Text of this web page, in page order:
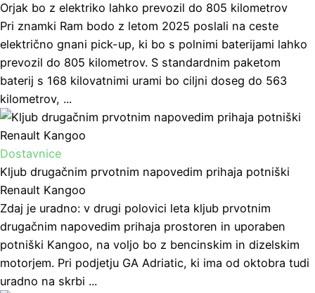
Orjak bo z elektriko lahko prevozil do 805 kilometrov
Pri znamki Ram bodo z letom 2025 poslali na ceste
električno gnani pick-up, ki bo s polnimi baterijami lahko
prevozil do 805 kilometrov. S standardnim paketom
baterij s 168 kilovatnimi urami bo ciljni doseg do 563
kilometrov, ...
Dostavnice
Kljub drugačnim prvotnim napovedim prihaja potniški
Renault Kangoo
Zdaj je uradno: v drugi polovici leta kljub prvotnim
drugačnim napovedim prihaja prostoren in uporaben
potniški Kangoo, na voljo bo z bencinskim in dizelskim
motorjem. Pri podjetju GA Adriatic, ki ima od oktobra tudi
uradno na skrbi ...